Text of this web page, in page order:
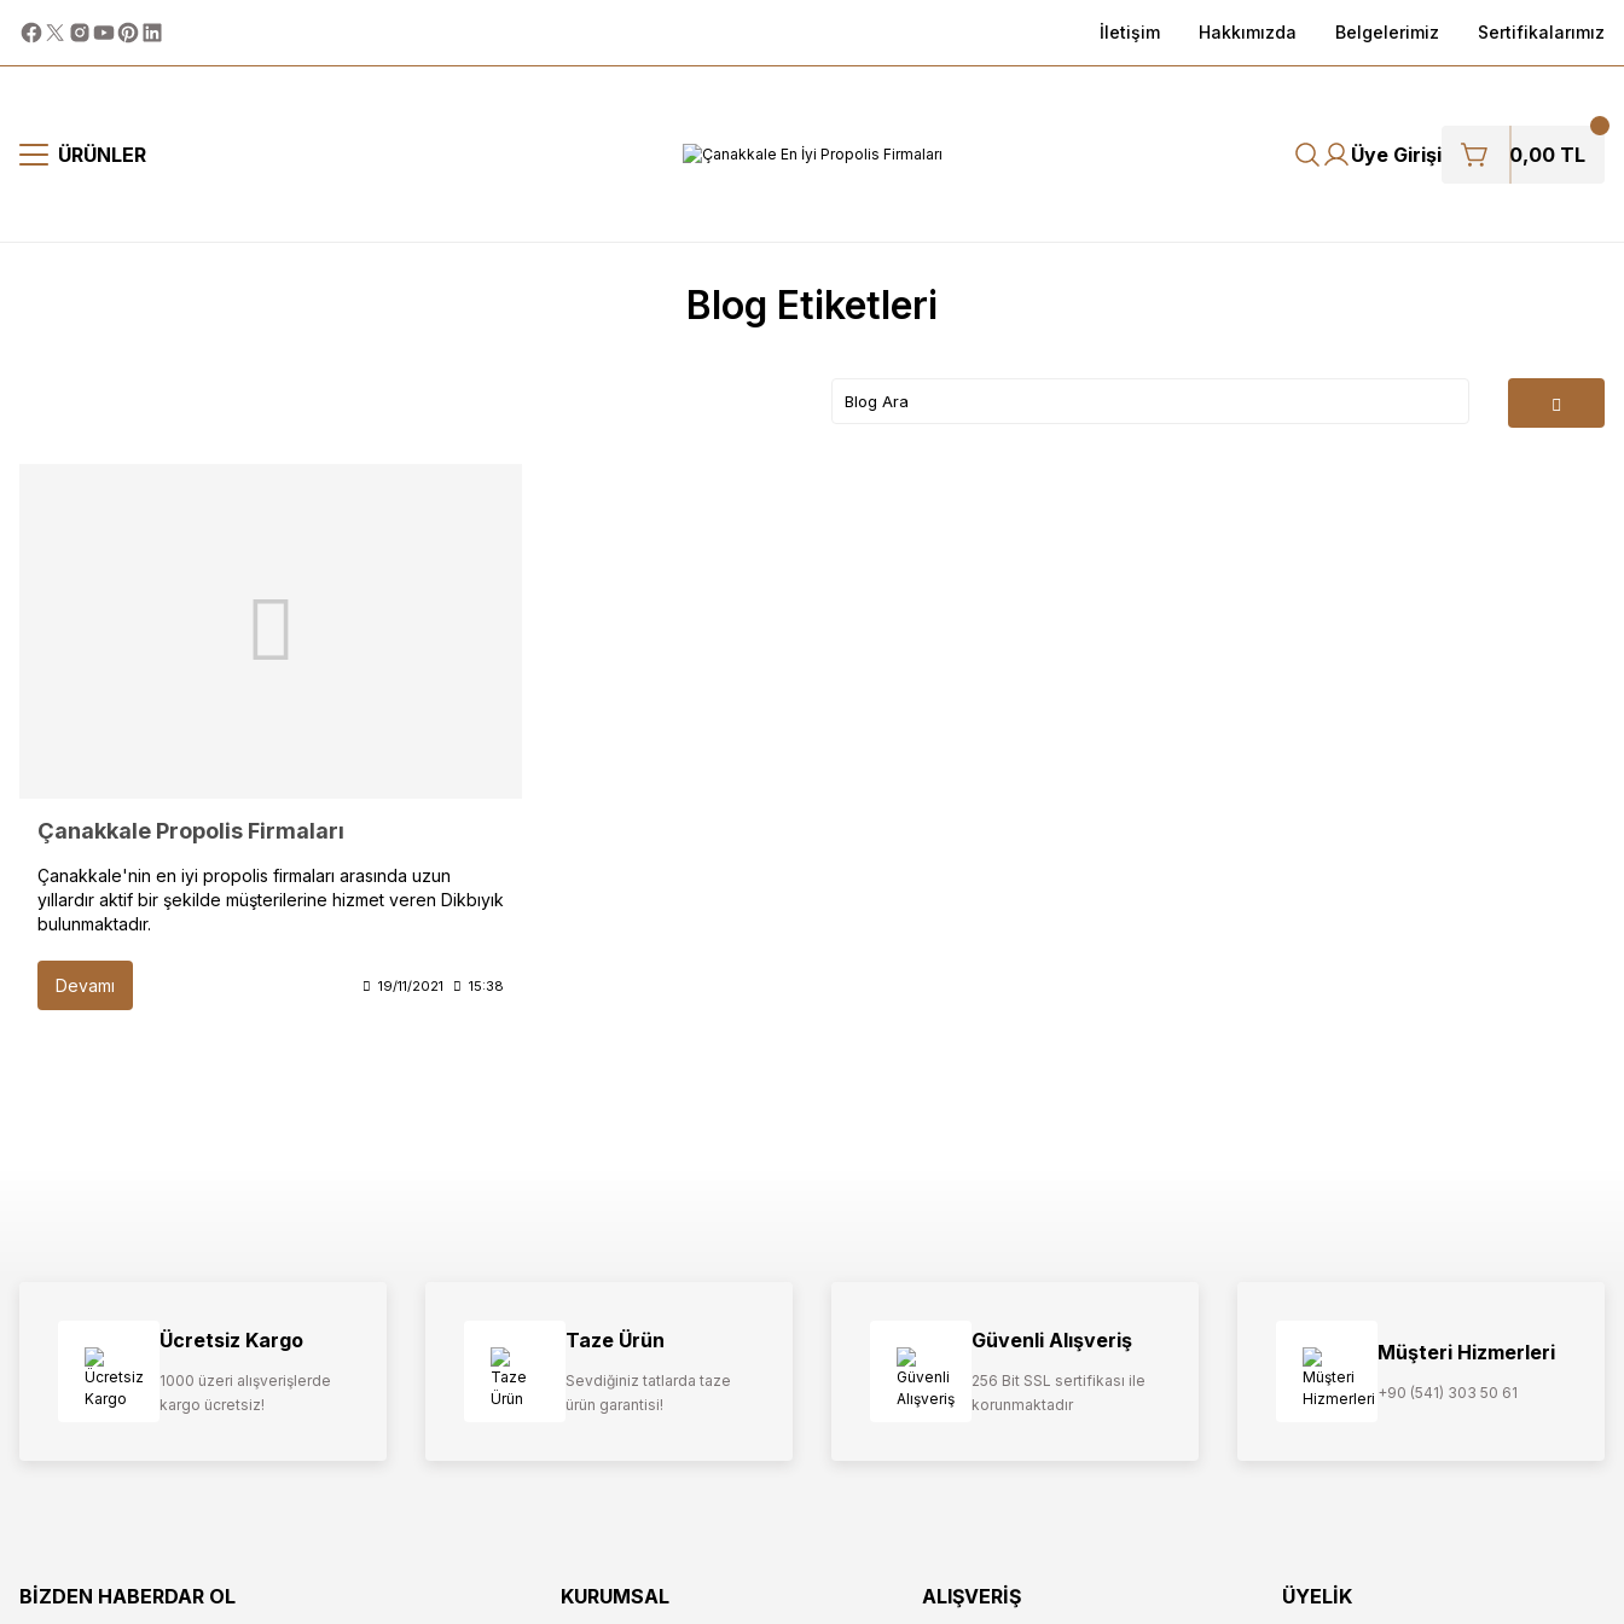
İletişim Hakkımızda Belgelerimiz Sertifikalarımız
ÜRÜNLER Üye Girişi 0,00 TL
Blog Etiketleri
Çanakkale Propolis Firmaları
Çanakkale'nin en iyi propolis firmaları arasında uzun
yıllardır aktif bir şekilde müşterilerine hizmet veren Dikbıyık
bulunmaktadır.
Devamı 19/11/2021 15:38
Ücretsiz Kargo
1000 üzeri alışverişlerde
kargo ücretsiz!
Taze Ürün
Sevdiğiniz tatlarda taze
ürün garantisi!
Güvenli Alışveriş
256 Bit SSL sertifikası ile
korunmaktadır
Müşteri Hizmerleri
+90 (541) 303 50 61
BİZDEN HABERDAR OL KURUMSAL ALIŞVERİŞ ÜYELİK